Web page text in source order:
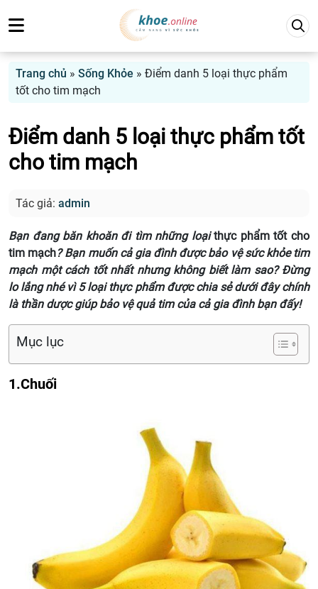
Trang chủ » Sống Khỏe » Điểm danh 5 loại thực phẩm
tốt cho tim mạch
Điểm danh 5 loại thực phẩm tốt
cho tim mạch
Tác giả: admin
Bạn đang băn khoăn đi tìm những loạithực phẩm tốt cho
tim mạch? Bạn muốn cả gia đình được bảo vệ sức khỏe tim
mạch một cách tốt nhất nhưng không biết làm sao? Đừng
lo lắng nhé vì 5 loại thực phẩm được chia sẻ dưới đây chính
là thần dược giúp bảo vệ quả tim của cả gia đình bạn đấy!
Mục lục
1.Chuối